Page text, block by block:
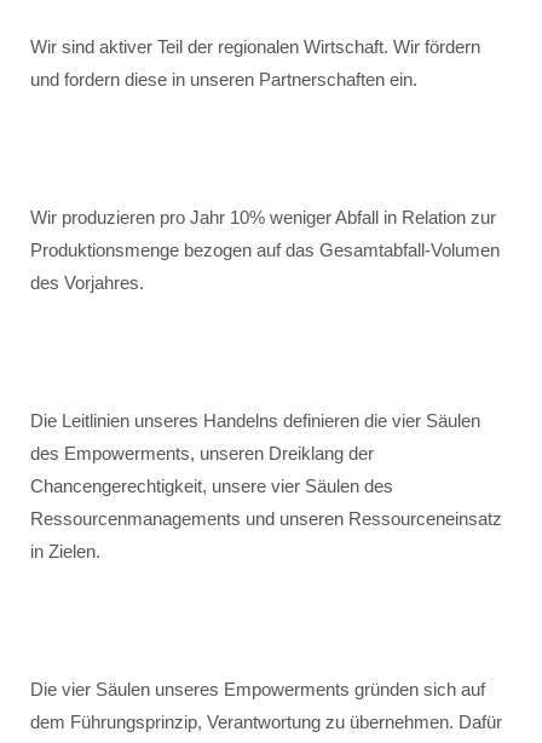
Wir sind aktiver Teil der regionalen Wirtschaft. Wir fördern
und fordern diese in unseren Partnerschaften ein.
Wir produzieren pro Jahr 10% weniger Abfall in Relation zur
Produktionsmenge bezogen auf das Gesamtabfall-Volumen
des Vorjahres.
Die Leitlinien unseres Handelns definieren die vier Säulen
des Empowerments, unseren Dreiklang der
Chancengerechtigkeit, unsere vier Säulen des
Ressourcenmanagements und unseren Ressourceneinsatz
in Zielen.
Die vier Säulen unseres Empowerments gründen sich auf
dem Führungsprinzip, Verantwortung zu übernehmen. Dafür